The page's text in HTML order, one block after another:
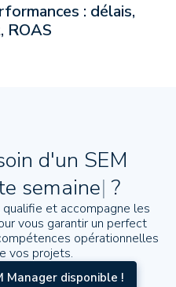
: délais,
ROAS
d'un SEM
semaine| ?
et accompagne les
vous garantir un perfect
opérationnelles
vos projets.
Manager disponible !